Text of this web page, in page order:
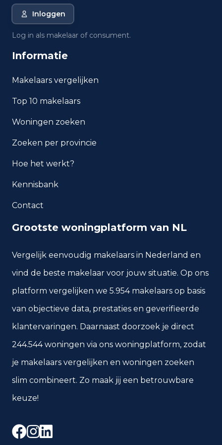
Wat is de gemiddelde WOZ-
Wat is het gemiddelde
Rotterdam?
Hoe veilig is wonen in
Welke woningtypen komen
het meest voor in Rotterdam?
Inloggen
Log in als makelaar of consument.
Informatie
Makelaars vergelijken
Top 10 makelaars
Woningen zoeken
Zoeken per provincie
Hoe het werkt?
Kennisbank
Contact
Grootste woningplatform van NL
Vergelijk eenvoudig makelaars in Nederland en
vind de beste makelaar voor jouw situatie. Op ons
platform vergelijken we 5.954 makelaars op basis
van objectieve data, prestaties en geverifieerde
klantervaringen. Daarnaast doorzoek je direct
244.544 woningen via ons woningplatform, zodat
je makelaars vergelijken en woningen zoeken
slim combineert. Zo maak jij een betrouwbare
keuze!
Facebook
Instagram
LinkedIn